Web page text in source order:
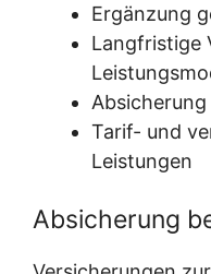
Ergänzung
Langfristige
Tarif- und
Leistungen
Absicherung